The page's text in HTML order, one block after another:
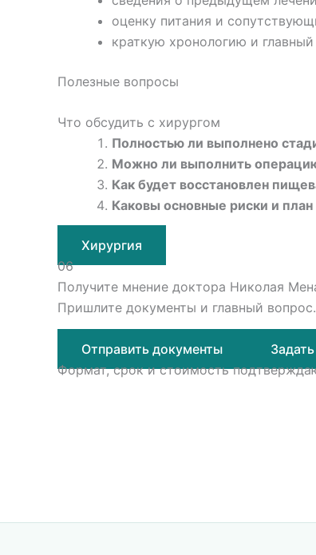
оценку питания и
краткую хронологию и
Полезные вопросы
Что обсудить с хирургом
Полностью ли выполнено
Можно ли выполнить
Как будет восстановлен
Каковы основные риски и план
Хирургия
06
Получите мнение доктора Николая
Пришлите документы и главный
Отправить документы
Формат, срок и стоимость